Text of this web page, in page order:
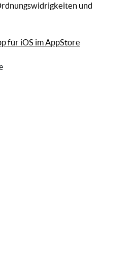
und
für iOS im AppStore